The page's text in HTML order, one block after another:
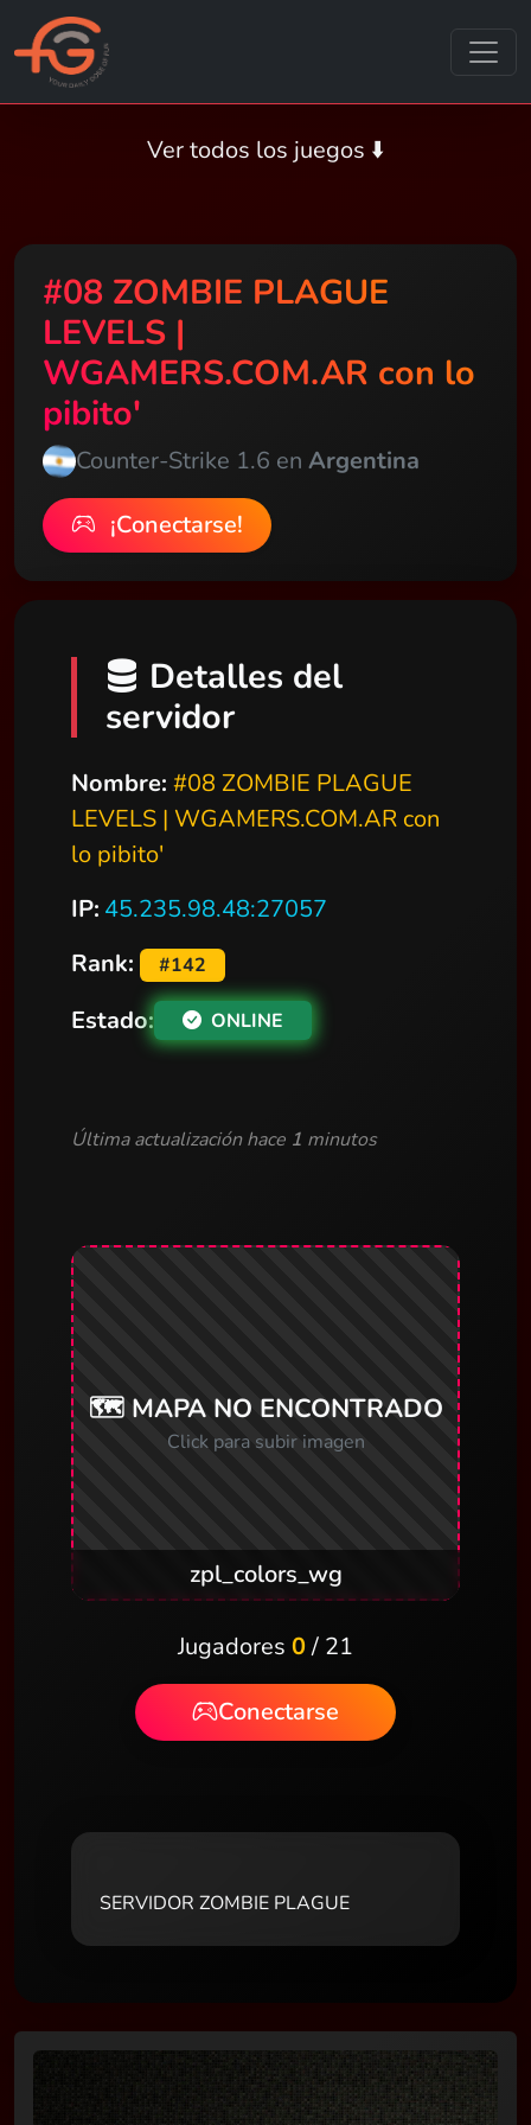
Ver todos los juegos ⬇️
#08 ZOMBIE PLAGUE
LEVELS |
WGAMERS.COM.AR con lo
pibito'
Counter-Strike 1.6 en Argentina
¡Conectarse!
Detalles del
servidor
Nombre: #08 ZOMBIE PLAGUE
LEVELS | WGAMERS.COM.AR con
lo pibito'
IP: 45.235.98.48:27057
Rank:
#142
Estado: ONLINE
Última actualización hace 1 minutos
🗺️ MAPA NO ENCONTRADO
Click para subir imagen
zpl_colors_wg
Jugadores 0/ 21
Conectarse